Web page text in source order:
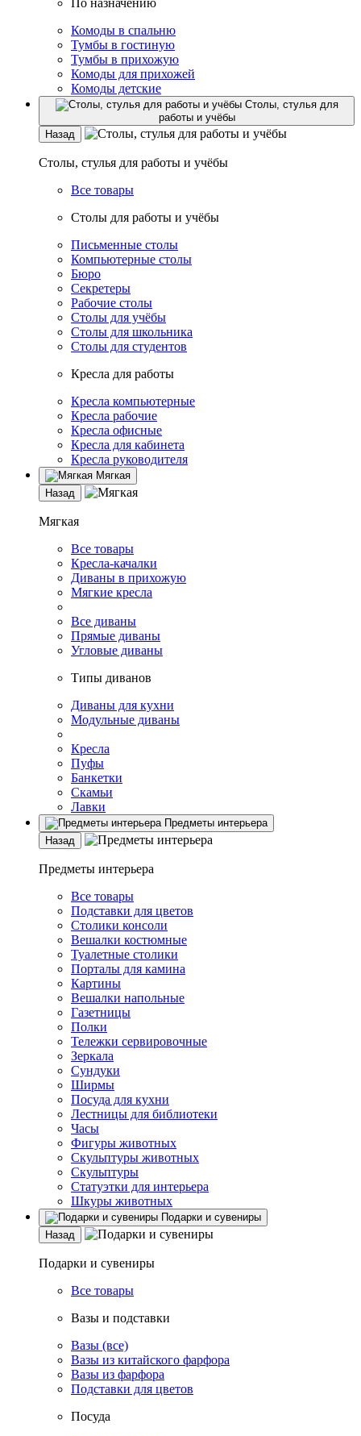
По назначению
Комоды в спальню
Тумбы в гостиную
Тумбы в прихожую
Комоды для прихожей
Комоды детские
Столы, стулья для
работы и учёбы
Назад
Столы, стулья для работы и учёбы
Все товары
Столы для работы и учёбы
Письменные столы
Компьютерные столы
Бюро
Секретеры
Рабочие столы
Столы для учёбы
Столы для школьника
Столы для студентов
Кресла для работы
Кресла компьютерные
Кресла рабочие
Кресла офисные
Кресла для кабинета
Кресла руководителя
Мягкая
Назад
Мягкая
Все товары
Кресла-качалки
Диваны в прихожую
Мягкие кресла
Все диваны
Прямые диваны
Угловые диваны
Типы диванов
Диваны для кухни
Модульные диваны
Кресла
Пуфы
Банкетки
Скамьи
Лавки
Предметы интерьера
Назад
Предметы интерьера
Все товары
Подставки для цветов
Столики консоли
Вешалки костюмные
Туалетные столики
Порталы для камина
Картины
Вешалки напольные
Газетницы
Полки
Тележки сервировочные
Зеркала
Сундуки
Ширмы
Посуда для кухни
Лестницы для библиотеки
Часы
Фигуры животных
Скульптуры животных
Скульптуры
Статуэтки для интерьера
Шкуры животных
Подарки и сувениры
Назад
Подарки и сувениры
Все товары
Вазы и подставки
Вазы (все)
Вазы из китайского фарфора
Вазы из фарфора
Подставки для цветов
Посуда